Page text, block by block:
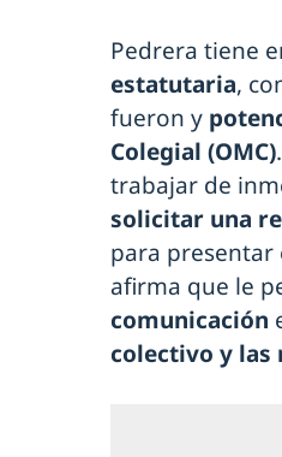
Pedrera tiene
estatutaria,
fueron y
Colegial (OMC)
trabajar de
solicitar una
para presentar
afirma que le
comunicación
colectivo y las